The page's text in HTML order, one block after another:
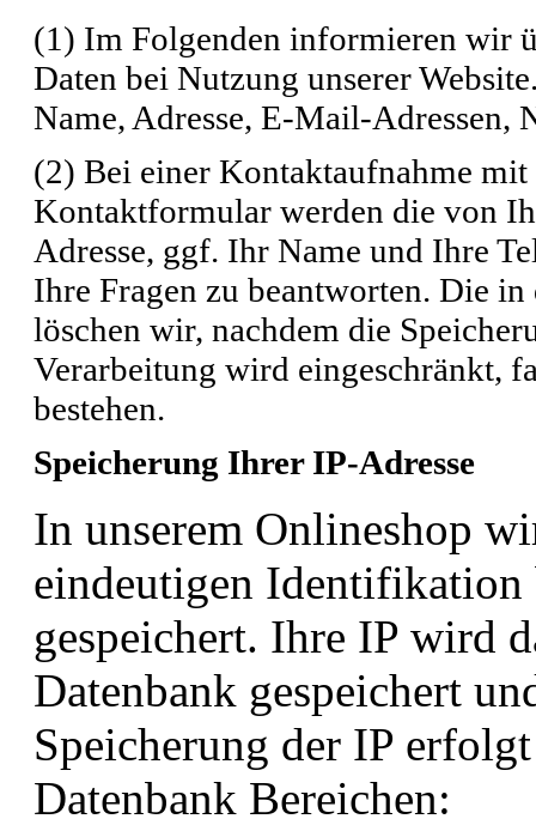
(1) Im Folgenden informieren wir
Daten bei Nutzung unserer
Name, Adresse, E-Mail-Adressen,
(2) Bei einer Kontaktaufnahme
Kontaktformular werden die von
Adresse, ggf. Ihr Name und Ihre
Ihre Fragen zu beantworten. Die
löschen wir, nachdem die
Verarbeitung wird eingeschränkt,
bestehen.
Speicherung Ihrer IP-Adresse
In unserem Onlineshop
eindeutigen Identifikation
gespeichert. Ihre IP wird
Datenbank gespeichert
Speicherung der IP
Datenbank Bereichen: